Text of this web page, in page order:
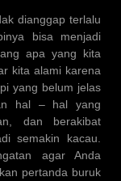
dianggap terlalu
bisa menjadi
apa yang kita
kita alami karena
yang belum jelas
hal – hal yang
dan berakibat
semakin kacau.
agar Anda
pertanda buruk